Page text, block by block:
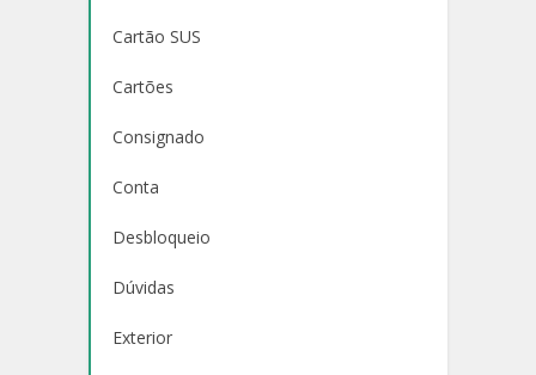
Cartão SUS
Cartões
Consignado
Conta
Desbloqueio
Dúvidas
Exterior